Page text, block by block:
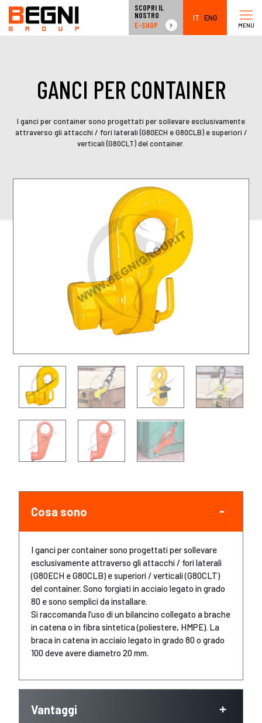
MENÙ
SCOPRI IL
NOSTRO
E-SHOP
IT ENG
GANCI PER CONTAINER
I ganci per container sono progettati per sollevare esclusivamente
attraverso gli attacchi / fori laterali (G80ECH e G80CLB) e superiori /
verticali (G80CLT) del container.
Cosa sono
I ganci per container sono progettati per sollevare
esclusivamente attraverso gli attacchi / fori laterali
(G80ECH e G80CLB) e superiori / verticali (G80CLT)
del container. Sono forgiati in acciaio legato in grado
80 e sono semplici da installare.
Si raccomanda l’uso di un bilancino collegato a brache
in catena o in fibra sintetica (poliestere, HMPE). La
braca in catena in acciaio legato in grado 80 o grado
100 deve avere diametro 20 mm.
Vantaggi